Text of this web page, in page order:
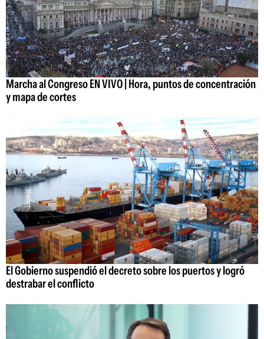
Marcha al Congreso EN VIVO | Hora, puntos de concentración
y mapa de cortes
El Gobierno suspendió el decreto sobre los puertos y logró
destrabar el conflicto